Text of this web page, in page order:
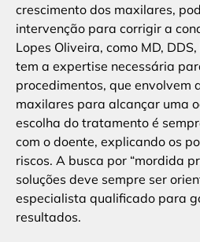
crescimento dos maxilares,
intervenção para corrigir a
Lopes Oliveira, como MD,
tem a expertise necessária
procedimentos, que envolvem
maxilares para alcançar uma
escolha do tratamento é
com o doente, explicando os
riscos. A busca por “mordida
soluções deve sempre ser
especialista qualificado para
resultados.